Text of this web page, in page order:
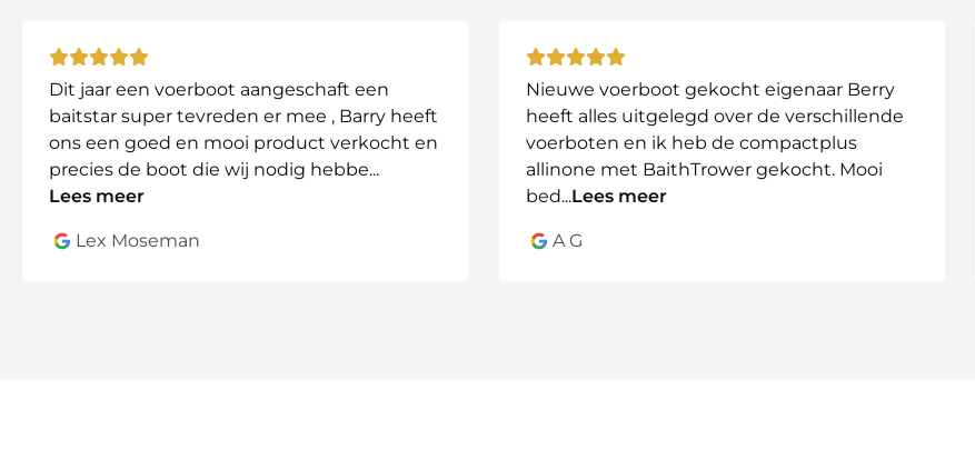
Dit jaar een voerboot aangeschaft een
baitstar super tevreden er mee , Barry heeft
ons een goed en mooi product verkocht en
precies de boot die wij nodig hebbe...
Lees meer
Lex Moseman
Nieuwe voerboot gekocht eigenaar Berry
heeft alles uitgelegd over de verschillende
voerboten en ik heb de compactplus
allinone met BaithTrower gekocht. Mooi
bed...Lees meer
A G